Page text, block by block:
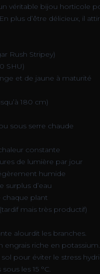
véritable bijou horticole
plus d’être délicieux, il
Rush Stripey)
SHU)
et de jaune à maturité
180 cm)
sous serre chaude
constante
de lumière par jour
humide
surplus d’eau
chaque plant
mais très productif)
alourdit les branches.
engrais riche en potassium.
pour éviter le stress
les 15 °C.